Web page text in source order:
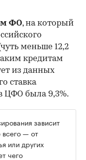
ФО, на который
меньше 12,2
кредитам
из данных
ставка
ЦФО была 9,3%.
зависит
— от
или других
чего